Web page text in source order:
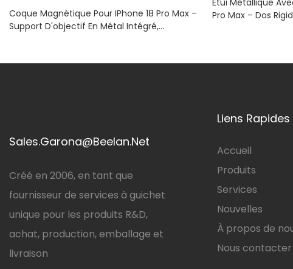
Coque Magnétique Pour IPhone 18 Pro Max –
Support D'objectif En Métal Intégré,
Pro Max – Dos
Sales.Garona@Beelan.Net
Créé en 2006, en tant que
fournisseur de services à guichet
unique pour les produits R&D,
achat, production, emballage et
livraison
Liens Rapides
Accueil
Produits
Services
Nouvelles
À propos de
Nous contacter